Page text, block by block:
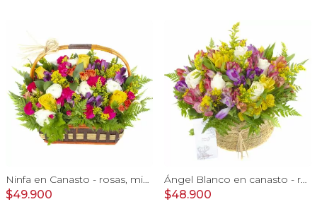
Ninfa en Canasto - rosas, miniclaveles, y astromelias
$49.900
Ángel Blanco en canasto - rosas, y mix de astromelias
$48.900